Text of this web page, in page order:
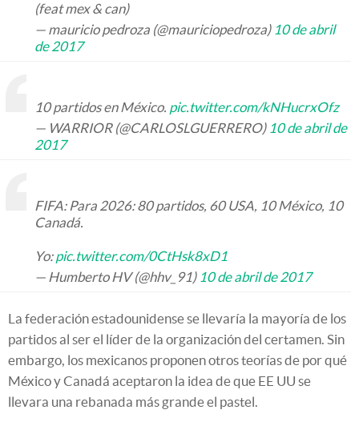
(feat mex & can)
— mauricio pedroza (@mauriciopedroza) 10 de abril
de 2017
10 partidos en México. pic.twitter.com/kNHucrxOfz
— WARRIOR (@CARLOSLGUERRERO) 10 de abril de
2017
FIFA: Para 2026: 80 partidos, 60 USA, 10 México, 10
Canadá.
Yo:pic.twitter.com/0CtHsk8xD1
— Humberto HV (@hhv_91) 10 de abril de 2017
La federación estadounidense se llevaría la mayoría de los
partidos al ser el líder de la organización del certamen. Sin
embargo, los mexicanos proponen otros teorías de por qué
México y Canadá aceptaron la idea de que EE UU se
llevara una rebanada más grande el pastel.